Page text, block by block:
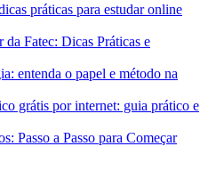
práticas para estudar online
da Fatec: Dicas Práticas e
entenda o papel e método na
grátis por internet: guia prático e
Passo a Passo para Começar